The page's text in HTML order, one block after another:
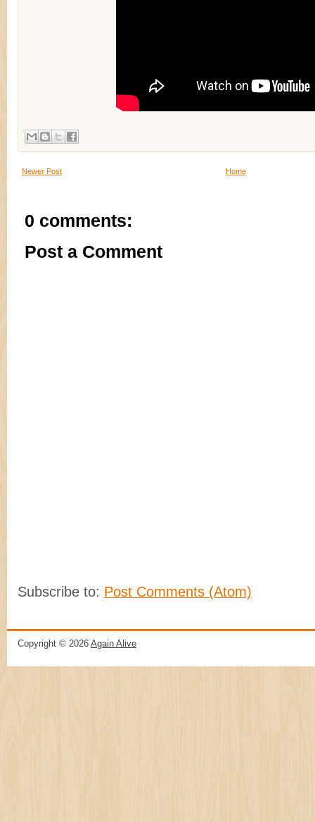
Newer Post Home
0 comments:
Post a Comment
Subscribe to: Post Comments (Atom)
Copyright © 2026 Again Alive